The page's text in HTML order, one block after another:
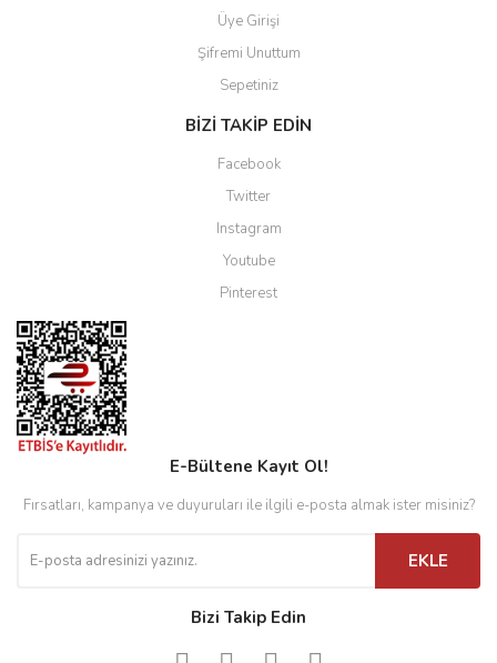
Üye Girişi
Şifremi Unuttum
Sepetiniz
BİZİ TAKİP EDİN
Facebook
Twitter
Instagram
Youtube
Pinterest
E-Bültene Kayıt Ol!
Fırsatları, kampanya ve duyuruları ile ilgili e-posta almak ister misiniz?
EKLE
Bizi Takip Edin